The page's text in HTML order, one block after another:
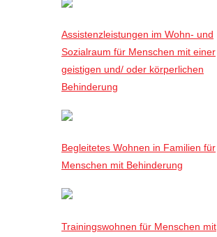
Assistenzleistungen im Wohn- und
Sozialraum für Menschen mit einer
geistigen und/ oder körperlichen
Behinderung
Begleitetes Wohnen in Familien für
Menschen mit Behinderung
Trainingswohnen für Menschen mit